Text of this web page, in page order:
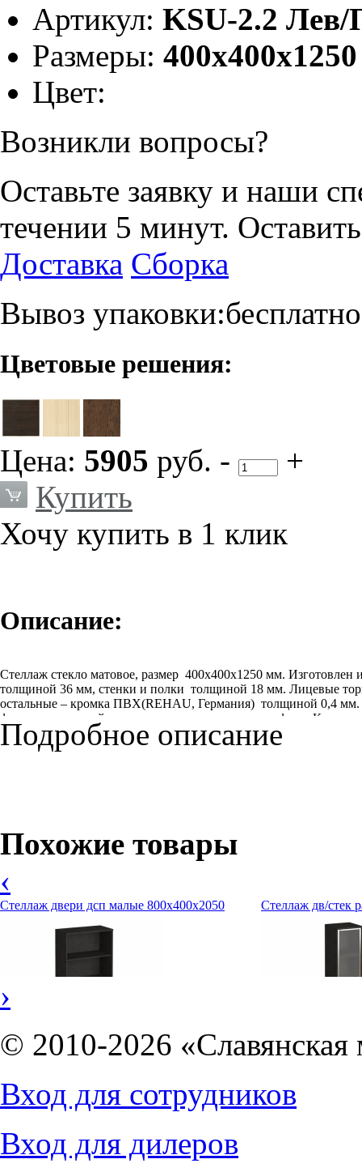
Артикул: KSU-2.2
Размеры: 400х400х1250
Цвет:
Возникли вопросы?
Оставьте заявку и наши
течении 5 минут.
Доставка Сборка
Вывоз упаковки:бесплатно
Цветовые решения:
Цена: 5905 руб. -
+
Купить
Хочу купить в 1 клик
Описание:
Стеллаж стекло матовое, размер 400х400х1250 мм.
толщиной 36 мм, стенки и полки толщиной 18 мм. Лицевые
остальные – кромка ПВХ(REHAU, Германия) толщиной 0,4 мм.
фиксаторов задней стенки и соединительного профиля.
Часть полок в каждом изделии с возможностью регулировки
опоры высотой 90 мм.
Подробное описание
Похожие товары
‹
Стеллаж двери дсп малые 800х400х2050 Стеллаж дв/стек
›
© 2010-2026 «Славянская
Вход для сотрудников
Вход для дилеров